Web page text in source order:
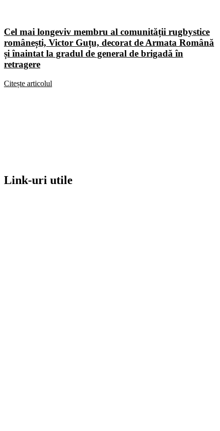
Cel mai longeviv membru al comunității rugbystice
românești, Victor Guțu, decorat de Armata Română
și înaintat la gradul de general de brigadă în
retragere
Citește articolul
Link-uri utile